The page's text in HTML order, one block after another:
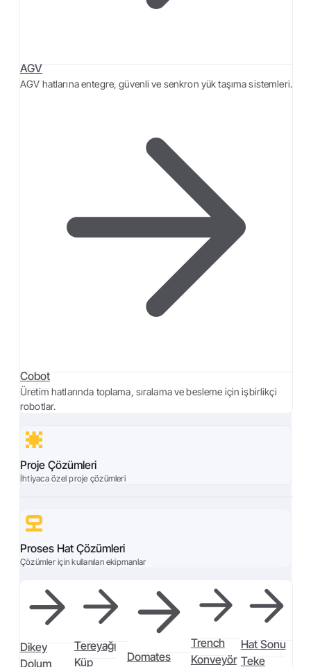
AGV
AGV hatlarına entegre, güvenli ve senkron yük taşıma sistemleri.
Cobot
Üretim hatlarında toplama, sıralama ve besleme için işbirlikçi
robotlar.
Proje Çözümleri
İhtiyaca özel proje çözümleri
Proses Hat Çözümleri
Çözümler için kullanılan ekipmanlar
Dikey
Dolum
Tereyağı
Küp
Domates
Trench
Konveyör
Hat Sonu
Teke